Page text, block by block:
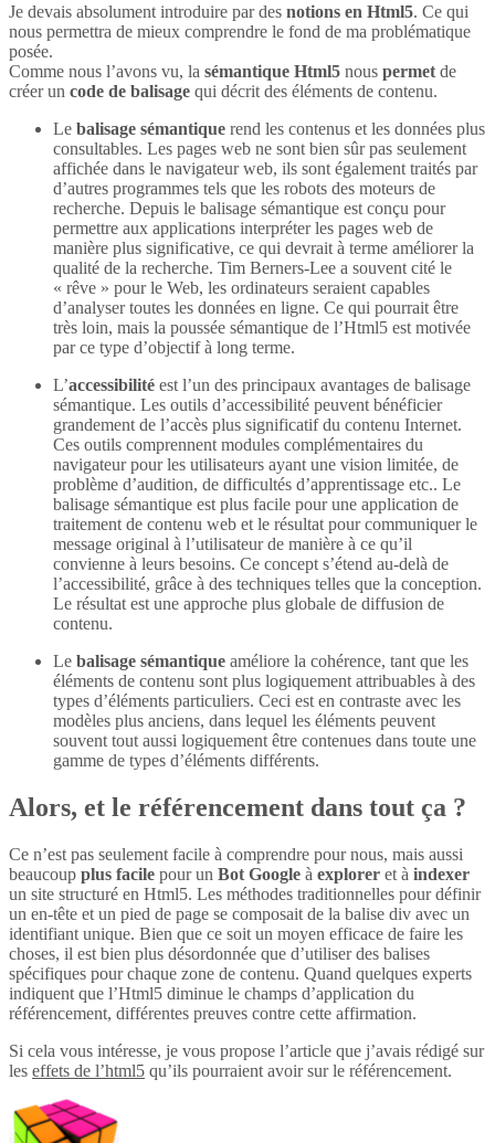
Je devais absolument introduire par des notions en Html5. Ce qui
nous permettra de mieux comprendre le fond de ma problématique
posée.
Comme nous l’avons vu, la sémantique Html5 nous permet de
créer un code de balisage qui décrit des éléments de contenu.
Le balisage sémantique rend les contenus et les données plus
consultables. Les pages web ne sont bien sûr pas seulement
affichée dans le navigateur web, ils sont également traités par
d’autres programmes tels que les robots des moteurs de
recherche. Depuis le balisage sémantique est conçu pour
permettre aux applications interpréter les pages web de
manière plus significative, ce qui devrait à terme améliorer la
qualité de la recherche. Tim Berners-Lee a souvent cité le
« rêve » pour le Web, les ordinateurs seraient capables
d’analyser toutes les données en ligne. Ce qui pourrait être
très loin, mais la poussée sémantique de l’Html5 est motivée
par ce type d’objectif à long terme.
L’accessibilité est l’un des principaux avantages de balisage
sémantique. Les outils d’accessibilité peuvent bénéficier
grandement de l’accès plus significatif du contenu Internet.
Ces outils comprennent modules complémentaires du
navigateur pour les utilisateurs ayant une vision limitée, de
problème d’audition, de difficultés d’apprentissage etc.. Le
balisage sémantique est plus facile pour une application de
traitement de contenu web et le résultat pour communiquer le
message original à l’utilisateur de manière à ce qu’il
convienne à leurs besoins. Ce concept s’étend au-delà de
l’accessibilité, grâce à des techniques telles que la conception.
Le résultat est une approche plus globale de diffusion de
contenu.
Le balisage sémantique améliore la cohérence, tant que les
éléments de contenu sont plus logiquement attribuables à des
types d’éléments particuliers. Ceci est en contraste avec les
modèles plus anciens, dans lequel les éléments peuvent
souvent tout aussi logiquement être contenues dans toute une
gamme de types d’éléments différents.
Alors, et le référencement dans tout ça ?
Ce n’est pas seulement facile à comprendre pour nous, mais aussi
beaucoup plus facile pour un Bot Google à explorer et à indexer
un site structuré en Html5. Les méthodes traditionnelles pour définir
un en-tête et un pied de page se composait de la balise div avec un
identifiant unique. Bien que ce soit un moyen efficace de faire les
choses, il est bien plus désordonnée que d’utiliser des balises
spécifiques pour chaque zone de contenu. Quand quelques experts
indiquent que l’Html5 diminue le champs d’application du
référencement, différentes preuves contre cette affirmation.
Si cela vous intéresse, je vous propose l’article que j’avais rédigé sur
les effets de l’html5 qu’ils pourraient avoir sur le référencement.